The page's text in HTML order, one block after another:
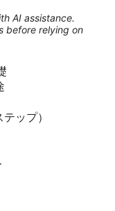
AI assistance.
before relying on
ップ）